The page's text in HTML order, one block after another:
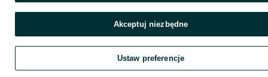
Akceptuj niezbędne
Ustaw preferencje